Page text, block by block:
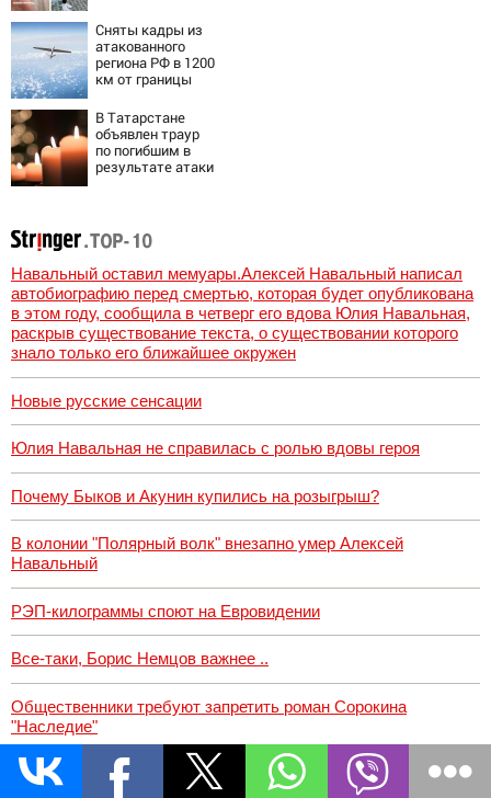
беременна: семья
ждет девочку
Сняты кадры из
атакованного
региона РФ в 1200
км от границы
В Татарстане
объявлен траур
по погибшим в
результате атаки
Навальный оставил мемуары.Алексей Навальный написал
автобиографию перед смертью, которая будет опубликована
в этом году, сообщила в четверг его вдова Юлия Навальная,
раскрыв существование текста, о существовании которого
знало только его ближайшее окружен
Новые русские сенсации
Юлия Навальная не справилась с ролью вдовы героя
Почему Быков и Акунин купились на розыгрыш?
В колонии "Полярный волк" внезапно умер Алексей
Навальный
РЭП-килограммы споют на Евровидении
Все-таки, Борис Немцов важнее ..
Общественники требуют запретить роман Сорокина
"Наследие"
Умерла владелица двухмиллиардной коллекции Нина